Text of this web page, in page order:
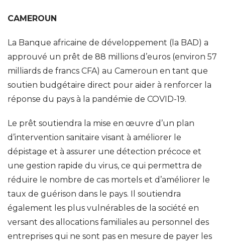
CAMEROUN
La Banque africaine de développement (la BAD) a
approuvé un prêt de 88 millions d’euros (environ 57
milliards de francs CFA) au Cameroun en tant que
soutien budgétaire direct pour aider à renforcer la
réponse du pays à la pandémie de COVID-19.
Le prêt soutiendra la mise en œuvre d’un plan
d’intervention sanitaire visant à améliorer le
dépistage et à assurer une détection précoce et
une gestion rapide du virus, ce qui permettra de
réduire le nombre de cas mortels et d’améliorer le
taux de guérison dans le pays. Il soutiendra
également les plus vulnérables de la société en
versant des allocations familiales au personnel des
entreprises qui ne sont pas en mesure de payer les